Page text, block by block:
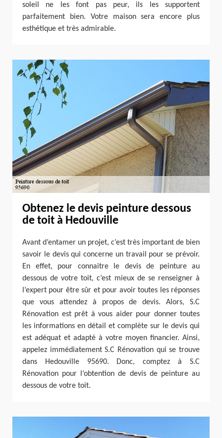
soleil ne les font pas peur, ils les supportent
parfaitement bien. Votre maison sera encore plus
esthétique et très admirable.
Obtenez le devis peinture dessous
de toit à Hedouville
Avant d’entamer un projet, c’est très important de bien
savoir le devis qui concerne un travail pour se prévoir.
En effet, pour connaitre le devis de peinture au
dessous de votre toit, c’est mieux de se renseigner à
l’expert pour être sûr et pour avoir toutes les réponses
que vous attendez à propos de devis. Alors, S.C
Rénovation est prêt à vous aider pour donner toutes
les informations en détail et complète sur le devis qui
est adéquat et adapté à votre moyen financier. Ainsi,
appelez immédiatement S.C Rénovation qui se trouve
dans Hedouville 95690. Donc, comptez à S.C
Rénovation pour l’obtention de devis de peinture au
dessous de votre toit.